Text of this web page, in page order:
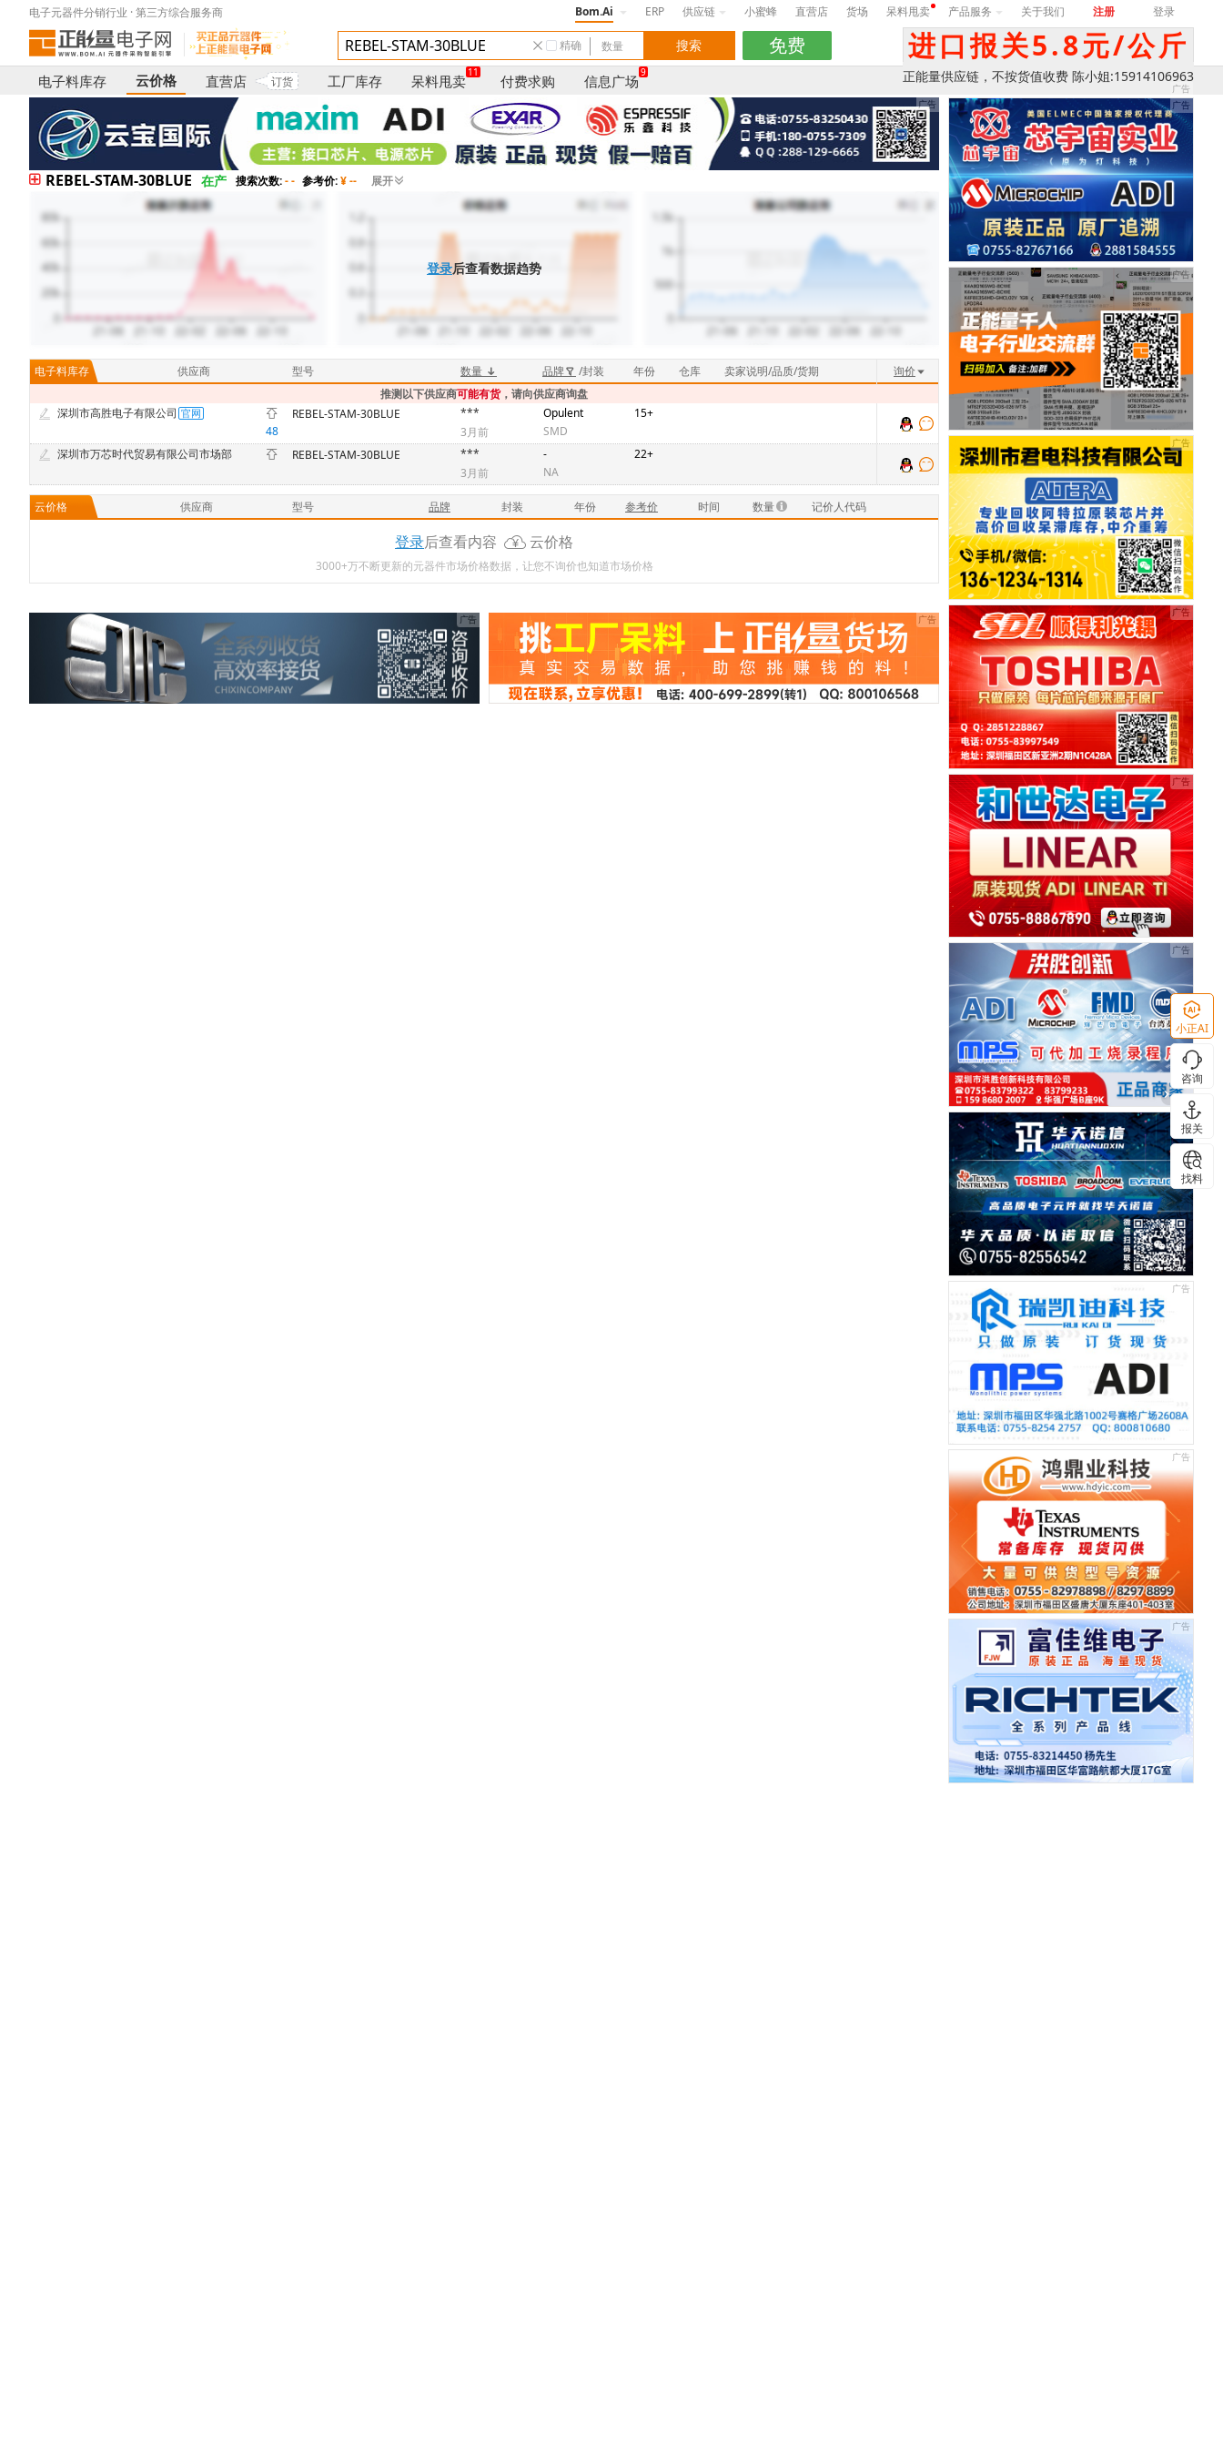
电子元器件分销行业 · 第三方综合服务商 Bom.Ai ERP 供应链 小蜜蜂 直营店 货场 呆料甩卖 产品服务 关于我们 注册 登录
精确 进口报关5.8元/公斤
正能量供应链，不按货值收费 陈小姐:15914106963
电子料库存 云价格 直营店 订货 工厂库存 呆料甩卖
11
付费求购 信息广场
9
REBEL-STAM-30BLUE 在产 搜索次数:- - 参考价:¥ -- 展开
登录后查看数据趋势
电子料库存 供应商 型号 数量 品牌 /封装 年份 仓库 卖家说明/品质/货期
询价
推测以下供应商可能有货，请向供应商询盘
深圳市高胜电子有限公司
48
REBEL-STAM-30BLUE
***
3月前
Opulent
SMD
15+
深圳市万芯时代贸易有限公司市场部 REBEL-STAM-30BLUE
***
3月前
-
NA
22+
云价格 供应商 型号 品牌 封装 年份 参考价 时间 数量 记价人代码
登录后查看内容 云价格
3000+万不断更新的元器件市场价格数据，让您不询价也知道市场价格
小正AI
咨询
报关
找料